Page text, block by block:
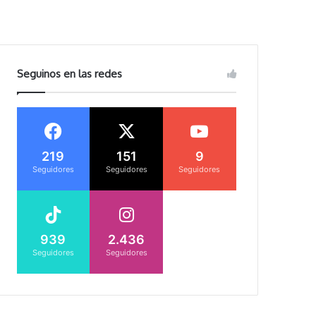
Seguinos en las redes
219
Seguidores
151
Seguidores
9
Seguidores
939
Seguidores
2.436
Seguidores